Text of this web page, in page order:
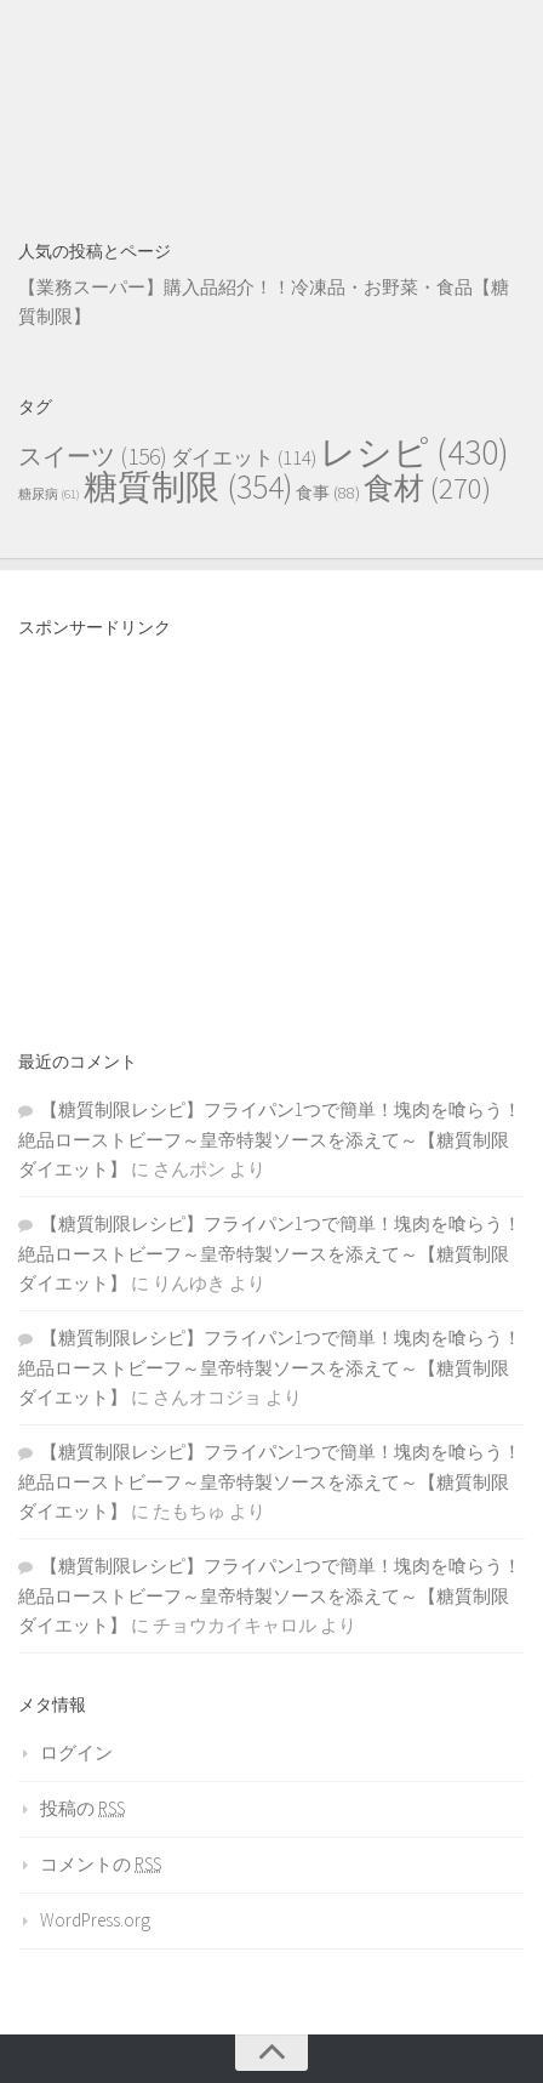
人気の投稿とページ
【業務スーパー】購入品紹介！！冷凍品・お野菜・食品【糖
質制限】
タグ
スイーツ (156) ダイエット (114) レシピ (430)
糖尿病 (61) 糖質制限 (354) 食事 (88) 食材 (270)
スポンサードリンク
最近のコメント
【糖質制限レシピ】フライパン1つで簡単！塊肉を喰らう！
絶品ローストビーフ～皇帝特製ソースを添えて～【糖質制限
ダイエット】
に さんポン より
【糖質制限レシピ】フライパン1つで簡単！塊肉を喰らう！
絶品ローストビーフ～皇帝特製ソースを添えて～【糖質制限
ダイエット】
に りんゆき より
【糖質制限レシピ】フライパン1つで簡単！塊肉を喰らう！
絶品ローストビーフ～皇帝特製ソースを添えて～【糖質制限
ダイエット】
に さんオコジョ より
【糖質制限レシピ】フライパン1つで簡単！塊肉を喰らう！
絶品ローストビーフ～皇帝特製ソースを添えて～【糖質制限
ダイエット】
に たもちゅ より
【糖質制限レシピ】フライパン1つで簡単！塊肉を喰らう！
絶品ローストビーフ～皇帝特製ソースを添えて～【糖質制限
ダイエット】
に チョウカイキャロル より
メタ情報
ログイン
投稿の RSS
コメントの RSS
WordPress.org